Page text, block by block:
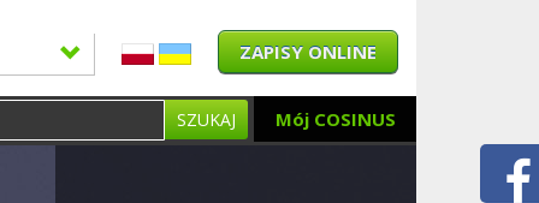
ZAPISY ONLINE
Mój COSINUS
SZUKAJ